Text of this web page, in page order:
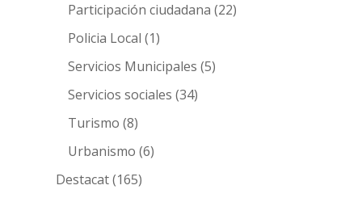
Participación ciudadana (22)
Policia Local (1)
Servicios Municipales (5)
Servicios sociales (34)
Turismo (8)
Urbanismo (6)
Destacat(165)